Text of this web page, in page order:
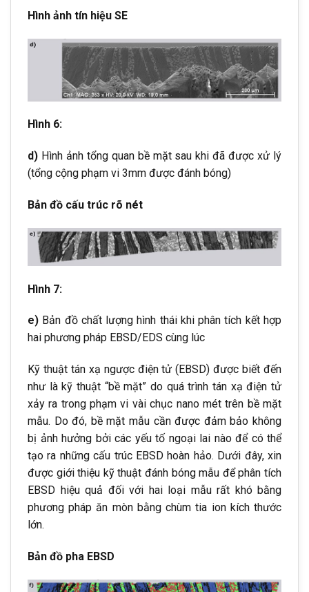
Hình ảnh tín hiệu SE
Hình 6:
d) Hình ảnh tổng quan bề mặt sau khi đã được xử lý
(tổng cộng phạm vi 3mm được đánh bóng)
Bản đồ cấu trúc rõ nét
Hình 7:
e) Bản đồ chất lượng hình thái khi phân tích kết hợp
hai phương pháp EBSD/EDS cùng lúc
Kỹ thuật tán xạ ngược điện tử (EBSD) được biết đến
như là kỹ thuật “bề mặt” do quá trình tán xạ điện tử
xảy ra trong phạm vi vài chục nano mét trên bề mặt
mẫu. Do đó, bề mặt mẫu cần được đảm bảo không
bị ảnh hưởng bởi các yếu tố ngoại lai nào để có thể
tạo ra những cấu trúc EBSD hoàn hảo. Dưới đây, xin
được giới thiệu kỹ thuật đánh bóng mẫu để phân tích
EBSD hiệu quả đối với hai loại mẫu rất khó bằng
phương pháp ăn mòn bằng chùm tia ion kích thước
lớn.
Bản đồ pha EBSD